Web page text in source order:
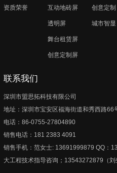
资质荣誉 互动地砖屏
透明屏
舞台租赁屏
创意定制屏
创意定制
城市智显
联系我们
深圳市盟思拓科技有限公司
地址：深圳市宝安区福海街道和秀西路66
电话：86-0755-27804890
销售电话：181 2383 4091
销售手机：范女士: 13691999879 QQ：
大工程技术指导咨询；13543272879（